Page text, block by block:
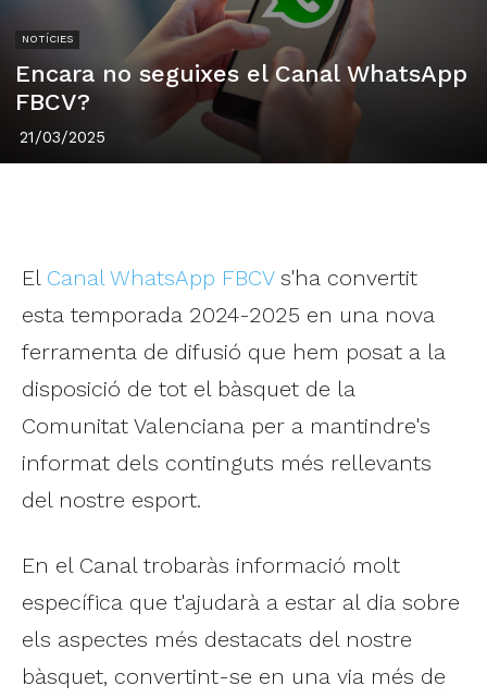
NOTÍCIES
Encara no seguixes el Canal WhatsApp
FBCV?
21/03/2025
El Canal WhatsApp FBCVs'ha convertit
esta temporada 2024-2025 en una nova
ferramenta de difusió que hem posat a la
disposició de tot el bàsquet de la
Comunitat Valenciana per a mantindre's
informat dels continguts més rellevants
del nostre esport.
En el Canal trobaràs informació molt
específica que t'ajudarà a estar al dia sobre
els aspectes més destacats del nostre
bàsquet, convertint-se en una via més de